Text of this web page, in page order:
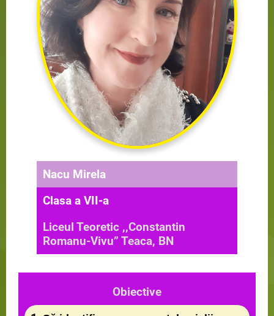
Nacu Mirela
Clasa a VII-a
Liceul Teoretic ,,Constantin
Romanu-Vivu” Teaca, BN
Obiective